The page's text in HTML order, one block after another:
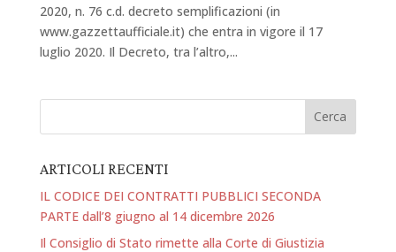
2020, n. 76 c.d. decreto semplificazioni (in
www.gazzettaufficiale.it) che entra in vigore il 17
luglio 2020. Il Decreto, tra l’altro,...
ARTICOLI RECENTI
IL CODICE DEI CONTRATTI PUBBLICI SECONDA
PARTE dall’8 giugno al 14 dicembre 2026
Il Consiglio di Stato rimette alla Corte di Giustizia